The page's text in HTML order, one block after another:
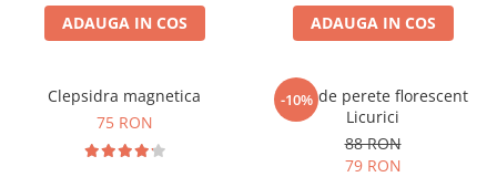
ADAUGA IN COS ADAUGA IN COS
Clepsidra magnetica
75 RON
-10%
Ceas de perete florescent
Licurici
88 RON
79 RON